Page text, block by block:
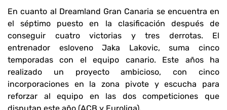
En cuanto al Dreamland Gran Canaria se encuentra en
el séptimo puesto en la clasificación después de
conseguir cuatro victorias y tres derrotas. El
entrenador esloveno Jaka Lakovic, suma cinco
temporadas con el equipo canario. Este años ha
realizado un proyecto ambicioso, con cinco
incorporaciones en la zona pivote y escucha para
reforzar al equipo en las dos competiciones que